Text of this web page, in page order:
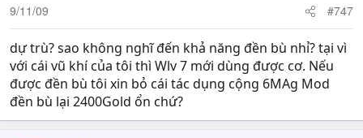
9/11/09 #747
dự trù? sao không nghĩ đến khả năng đền bù nhỉ? tại vì
với cái vũ khí của tôi thì Wlv 7 mới dùng được cơ. Nếu
được đền bù tôi xin bỏ cái tác dụng cộng 6MAg Mod
đền bù lại 2400Gold ổn chứ?